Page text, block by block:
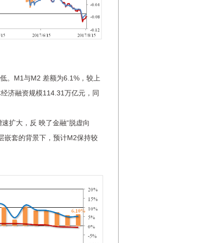
M1与M2 差额为6.1%，较上
济融资规模114.31万亿元，同
扩大，反 映了金融“脱虚向
嵌套的背景下，预计M2保持较